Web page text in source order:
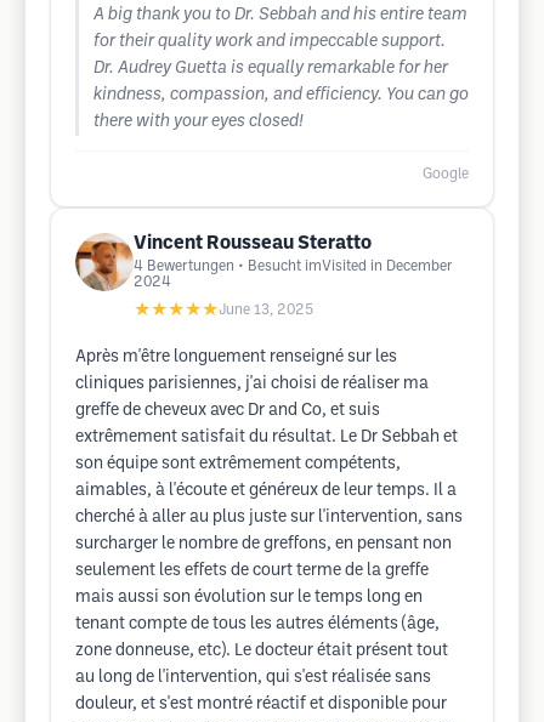
A big thank you to Dr. Sebbah and his entire team
for their quality work and impeccable support.
Dr. Audrey Guetta is equally remarkable for her
kindness, compassion, and efficiency. You can go
there with your eyes closed!
Google
Vincent Rousseau Steratto
4 Bewertungen • Besucht imVisited in December
2024
★★★★★June 13, 2025
Après m'être longuement renseigné sur les
cliniques parisiennes, j'ai choisi de réaliser ma
greffe de cheveux avec Dr and Co, et suis
extrêmement satisfait du résultat. Le Dr Sebbah et
son équipe sont extrêmement compétents,
aimables, à l'écoute et généreux de leur temps. Il a
cherché à aller au plus juste sur l'intervention, sans
surcharger le nombre de greffons, en pensant non
seulement les effets de court terme de la greffe
mais aussi son évolution sur le temps long en
tenant compte de tous les autres éléments (âge,
zone donneuse, etc). Le docteur était présent tout
au long de l'intervention, qui s'est réalisée sans
douleur, et s'est montré réactif et disponible pour